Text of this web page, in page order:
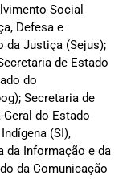
Social
Defesa e
da Justiça (Sejus);
de Estado
do
Secretaria de
do Estado
(SI),
da Informação e da
da Comunicação